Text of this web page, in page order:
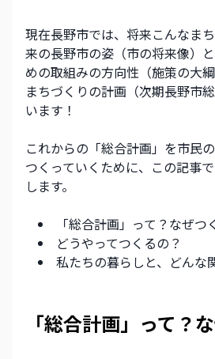
現在長野市では、将来こんなま
来の長野市の姿（市の将来像）
めの取組みの方向性（施策の大
まちづくりの計画（次期長野市
います！
これからの「総合計画」を市民
つくっていくために、この記事
します。
「総合計画」って？なぜつ
どうやってつくるの？
私たちの暮らしと、どんな
「総合計画」って？